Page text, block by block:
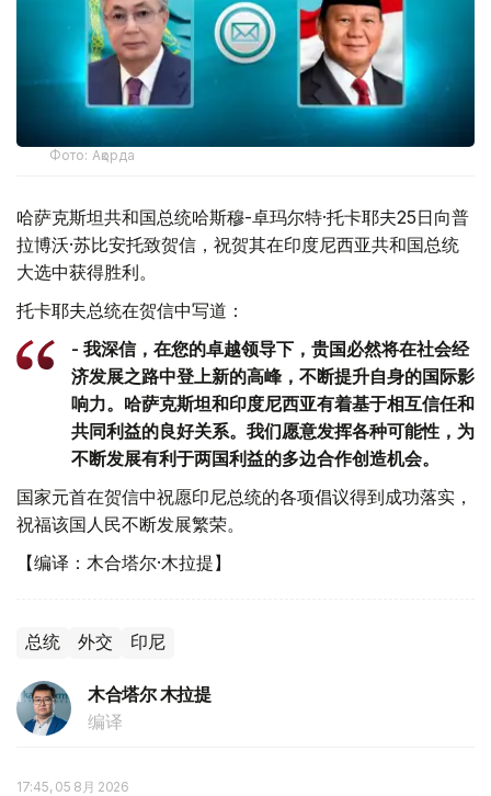
Фото: Ақорда
哈萨克斯坦共和国总统哈斯穆-卓玛尔特·托卡耶夫25日向普
拉博沃·苏比安托致贺信，祝贺其在印度尼西亚共和国总统
大选中获得胜利。
托卡耶夫总统在贺信中写道：
- 我深信，在您的卓越领导下，贵国必然将在社会经
济发展之路中登上新的高峰，不断提升自身的国际影
响力。哈萨克斯坦和印度尼西亚有着基于相互信任和
共同利益的良好关系。我们愿意发挥各种可能性，为
不断发展有利于两国利益的多边合作创造机会。
国家元首在贺信中祝愿印尼总统的各项倡议得到成功落实，
祝福该国人民不断发展繁荣。
【编译：木合塔尔·木拉提】
总统 外交 印尼
木合塔尔 木拉提
编译
17:45, 05 8月 2026